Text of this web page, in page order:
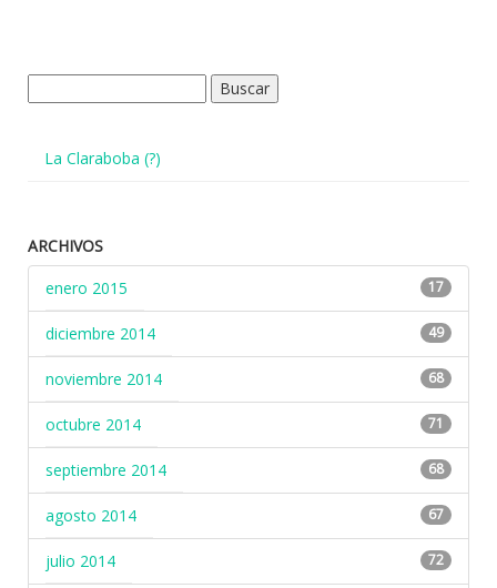
La Claraboba (?)
ARCHIVOS
enero 2015
17
diciembre 2014 49
noviembre 2014 68
octubre 2014 71
septiembre 2014 68
agosto 2014 67
julio 2014 72